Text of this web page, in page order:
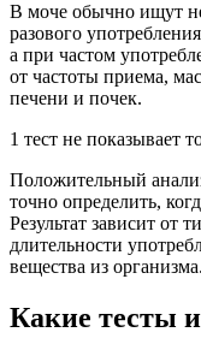
В моче обычно ищут
разового
а при частом
от частоты приема,
печени и почек.
1 тест не показывает
Положительный
точно определить,
Результат зависит от
длительности
вещества из организма.
Какие тесты